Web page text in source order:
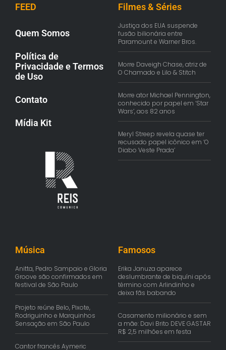
FEED
Quem Somos
Política de
Privacidade e Termos
de Uso
Contato
Mídia Kit
Filmes & Séries
Justiça dos EUA suspende
fusão bilionária entre
Paramount e Warner Bros.
Morre Daveigh Chase, atriz de
O Chamado e Lilo & Stitch
Morre ator Michael Pennington,
conhecido por papel em ‘Star
Wars’, aos 82 anos
Meryl Streep revela quase ter
recusado papel icônico em ‘O
Diabo Veste Prada’
Música
Anitta, Pedro Sampaio e Gloria
Groove são confirmados em
festival de São Paulo
Projeto reúne Belo, Pixote,
Rodriguinho e Marquinhos
Sensação em São Paulo
Cantor francês Aymeric
Famosos
Erika Januza aparece
deslumbrante de biquíni após
término com Arlindinho e
deixa fãs babando
Casamento milionário e sem
a mãe: Davi Brito DEVE GASTAR
R$ 2,5 milhões em festa